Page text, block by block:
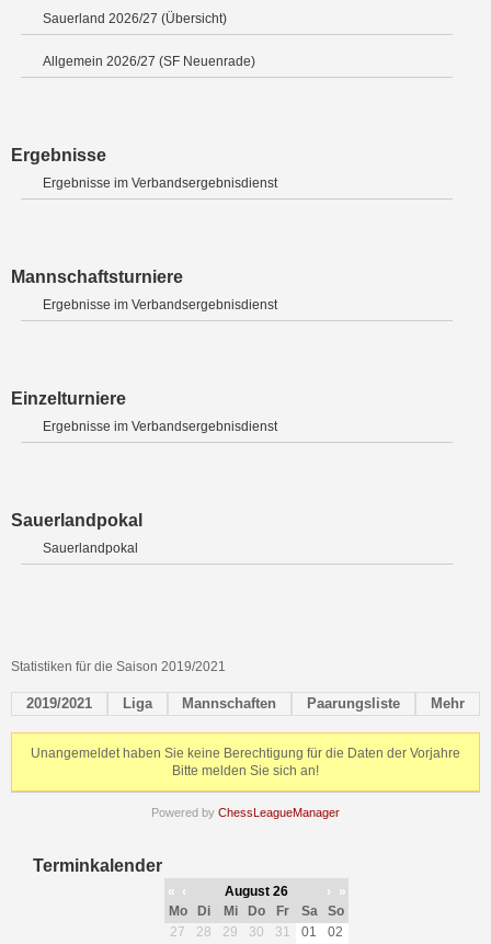
Sauerland 2026/27 (Übersicht)
Allgemein 2026/27 (SF Neuenrade)
Ergebnisse
Ergebnisse im Verbandsergebnisdienst
Mannschaftsturniere
Ergebnisse im Verbandsergebnisdienst
Einzelturniere
Ergebnisse im Verbandsergebnisdienst
Sauerlandpokal
Sauerlandpokal
Statistiken für die Saison 2019/2021
2019/2021 Liga Mannschaften Paarungsliste Mehr
Unangemeldet haben Sie keine Berechtigung für die Daten der Vorjahre
Bitte melden Sie sich an!
Powered by ChessLeagueManager
Terminkalender
« ‹ August 26 ›
»
Mo
Di Mi Do Fr Sa
So
27
28 29 30 31 01
02